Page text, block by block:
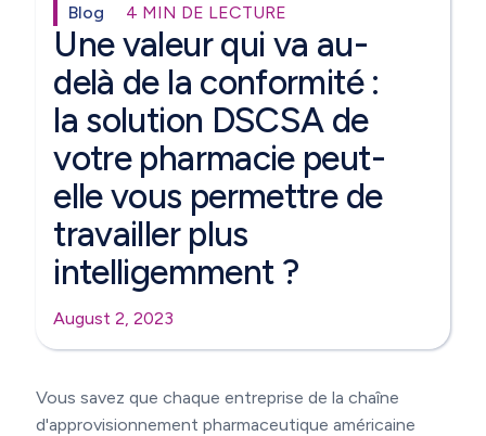
Blog 4 MIN DE LECTURE
Une valeur qui va au-
delà de la conformité :
la solution DSCSA de
votre pharmacie peut-
elle vous permettre de
travailler plus
intelligemment ?
August 2, 2023
Vous savez que chaque entreprise de la chaîne
d'approvisionnement pharmaceutique américaine